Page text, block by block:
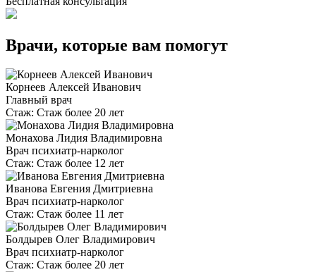
Врачи, которые вам помогут
Корнеев Алексей Иванович
Главный врач
Стаж: Стаж более 20 лет
Монахова Лидия Владимировна
Врач психиатр-нарколог
Стаж: Стаж более 12 лет
Иванова Евгения Дмитриевна
Врач психиатр-нарколог
Стаж: Стаж более 11 лет
Болдырев Олег Владимирович
Врач психиатр-нарколог
Стаж: Стаж более 20 лет